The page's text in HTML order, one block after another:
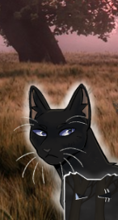
Siirry
sisältöön